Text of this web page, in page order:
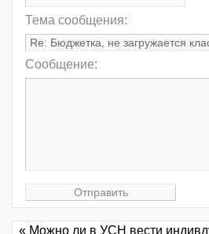
Тема сообщения:
Сообщение:
« Можно ли в УСН вести